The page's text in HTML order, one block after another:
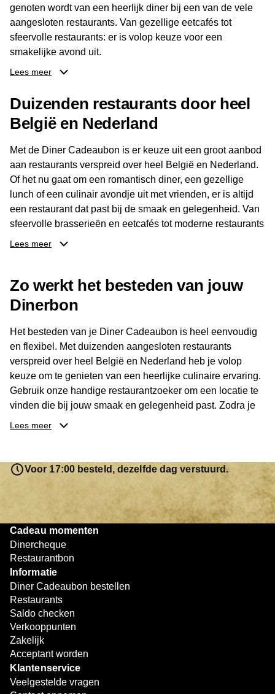
genoten wordt van een heerlijk diner bij een van de vele
aangesloten restaurants. Van gezellige eetcafés tot
sfeervolle restaurants: er is volop keuze voor een
smakelijke avond uit.
ontvanger eenvoudig een locatie kiezen die past bij de
smaak en gelegenheid. Zo geeft de Diner Cadeaubon niet
alleen een diner, maar ook een gezellig moment om
Lees meer
Duizenden restaurants door heel
België en Nederland
Met de Diner Cadeaubon is er keuze uit een groot aanbod
aan restaurants verspreid over heel België en Nederland.
Of het nu gaat om een romantisch diner, een gezellige
lunch of een culinair avondje uit met vrienden, er is altijd
een restaurant dat past bij de smaak en gelegenheid. Van
sfeervolle brasserieën en eetcafés tot moderne restaurants
en gastronomische locaties: er is voor ieder wat wils.
buurt, bijvoorbeeld in Brussel, Antwerpen, Gent of Brugge.
De ontvanger kiest zelf waar en wanneer er wordt genoten
van deze culinaire ervaring. Zo is de Diner Cadeaubon
niet alleen een diner, maar een bijzondere belevenis.
Lees meer
Zo werkt het besteden van jouw
Dinerbon
Het besteden van je Diner Cadeaubon is heel eenvoudig
en flexibel. Met duizenden aangesloten restaurants
verspreid over heel België en Nederland heb je volop
keuze om te genieten van een heerlijke culinaire ervaring.
Gebruik onze handige restaurantzoeker om een locatie te
vinden die bij jouw smaak en gelegenheid past. Zodra je
je keuze hebt gemaakt, kun je eenvoudig reserveren en na
resterende bedrag blijft gewoon op de bon staan en kan
later worden gebruikt. Zo geniet je keer op keer van
bijzondere eetmomenten.
Lees meer
Voor 17:00 besteld, dezelfde dag verstuurd.
Cadeau momenten
Dinercheque
Restaurantbon
Informatie
Diner Cadeaubon bestellen
Restaurants
Saldo checken
Verkooppunten
Zakelijk
Acceptant worden
Klantenservice
Veelgestelde vragen